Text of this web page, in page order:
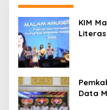
KIM
Data